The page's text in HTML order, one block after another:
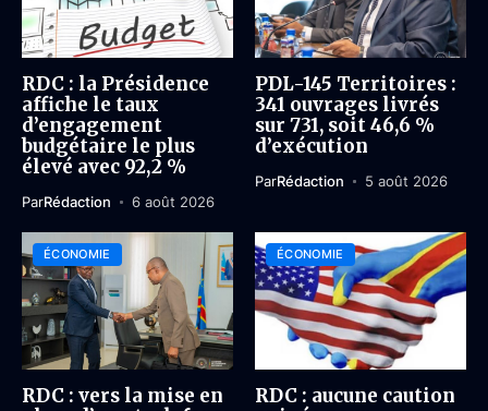
RDC : la Présidence
affiche le taux
d’engagement
budgétaire le plus
élevé avec 92,2 %
ParRédaction 6 août 2026
PDL-145 Territoires :
341 ouvrages livrés
sur 731, soit 46,6 %
d’exécution
ParRédaction 5 août 2026
ÉCONOMIE
RDC : vers la mise en
ÉCONOMIE
RDC : aucune caution